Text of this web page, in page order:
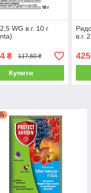
WG в.г. 10 г
₴ 117,60 ₴
Купити
в.г.